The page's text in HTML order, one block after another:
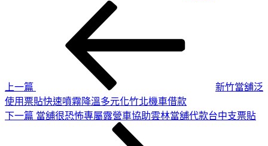
上一篇
新竹當舖泛
使用票貼快速噴霧降溫多元化竹北機車借款
下
下一篇 當舖很恐怖專屬露營車協助雲林當舖代款台中支票貼